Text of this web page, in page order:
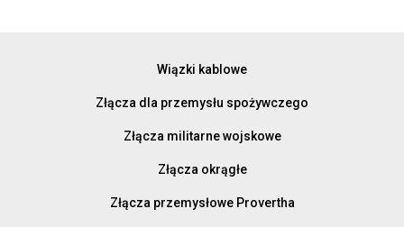
Wiązki kablowe
Złącza dla przemysłu spożywczego
Złącza militarne wojskowe
Złącza okrągłe
Złącza przemysłowe Provertha